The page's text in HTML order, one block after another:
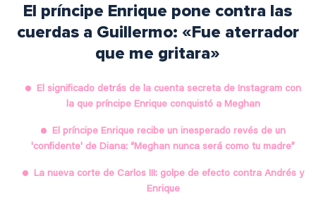
El príncipe Enrique pone contra las
cuerdas a Guillermo: «Fue aterrador
que me gritara»
El significado detrás de la cuenta secreta de Instagram con
la que príncipe Enrique conquistó a Meghan
El príncipe Enrique recibe un inesperado revés de un
'confidente' de Diana: “Meghan nunca será como tu madre”
La nueva corte de Carlos III: golpe de efecto contra Andrés y
Enrique